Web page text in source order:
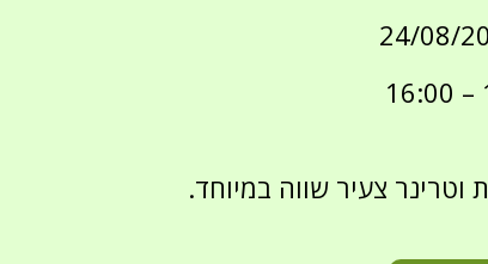
וטרינר צעיר שווה במיוחד.